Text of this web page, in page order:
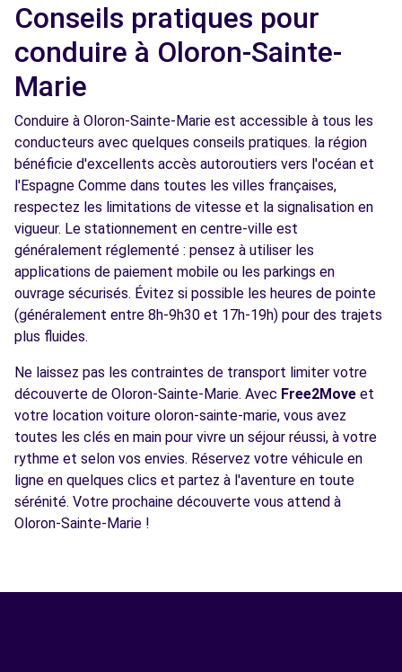
Conseils pratiques pour
conduire à Oloron-Sainte-
Marie
Conduire à Oloron-Sainte-Marie est accessible à tous les
conducteurs avec quelques conseils pratiques. la région
bénéficie d'excellents accès autoroutiers vers l'océan et
l'Espagne Comme dans toutes les villes françaises,
respectez les limitations de vitesse et la signalisation en
vigueur. Le stationnement en centre-ville est
généralement réglementé : pensez à utiliser les
applications de paiement mobile ou les parkings en
ouvrage sécurisés. Évitez si possible les heures de pointe
(généralement entre 8h-9h30 et 17h-19h) pour des trajets
plus fluides.
Ne laissez pas les contraintes de transport limiter votre
découverte de Oloron-Sainte-Marie. Avec Free2Move et
votre location voiture oloron-sainte-marie, vous avez
toutes les clés en main pour vivre un séjour réussi, à votre
rythme et selon vos envies. Réservez votre véhicule en
ligne en quelques clics et partez à l'aventure en toute
sérénité. Votre prochaine découverte vous attend à
Oloron-Sainte-Marie !